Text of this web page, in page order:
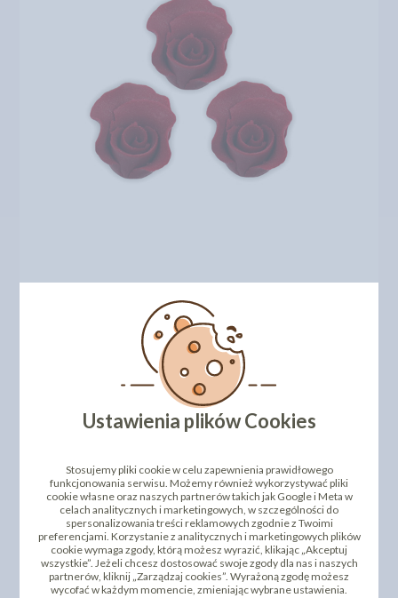
Ustawienia plików Cookies
Stosujemy pliki cookie w celu zapewnienia prawidłowego
funkcjonowania serwisu. Możemy również wykorzystywać pliki
cookie własne oraz naszych partnerów takich jak Google i Meta w
celach analitycznych i marketingowych, w szczególności do
spersonalizowania treści reklamowych zgodnie z Twoimi
preferencjami. Korzystanie z analitycznych i marketingowych plików
cookie wymaga zgody, którą możesz wyrazić, klikając „Akceptuj
wszystkie”. Jeżeli chcesz dostosować swoje zgody dla nas i naszych
partnerów, kliknij „Zarządzaj cookies”. Wyrażoną zgodę możesz
wycofać w każdym momencie, zmieniając wybrane ustawienia.